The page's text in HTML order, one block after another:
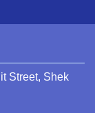
Street, Shek